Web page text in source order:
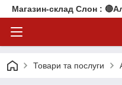
Магазин-склад Слон :
Товари та послуги